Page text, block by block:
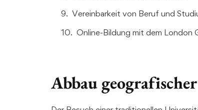
Vereinbarkeit von Beruf und
Online-Bildung mit dem London
Abbau